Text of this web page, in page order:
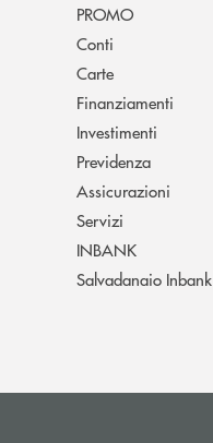
PROMO
Conti
Carte
Finanziamenti
Investimenti
Previdenza
Assicurazioni
Servizi
INBANK
Salvadanaio Inbank